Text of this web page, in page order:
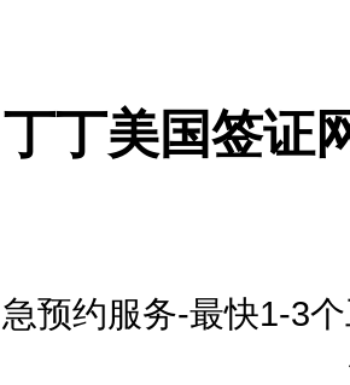
丁丁美国签证
预约服务-最快1-3